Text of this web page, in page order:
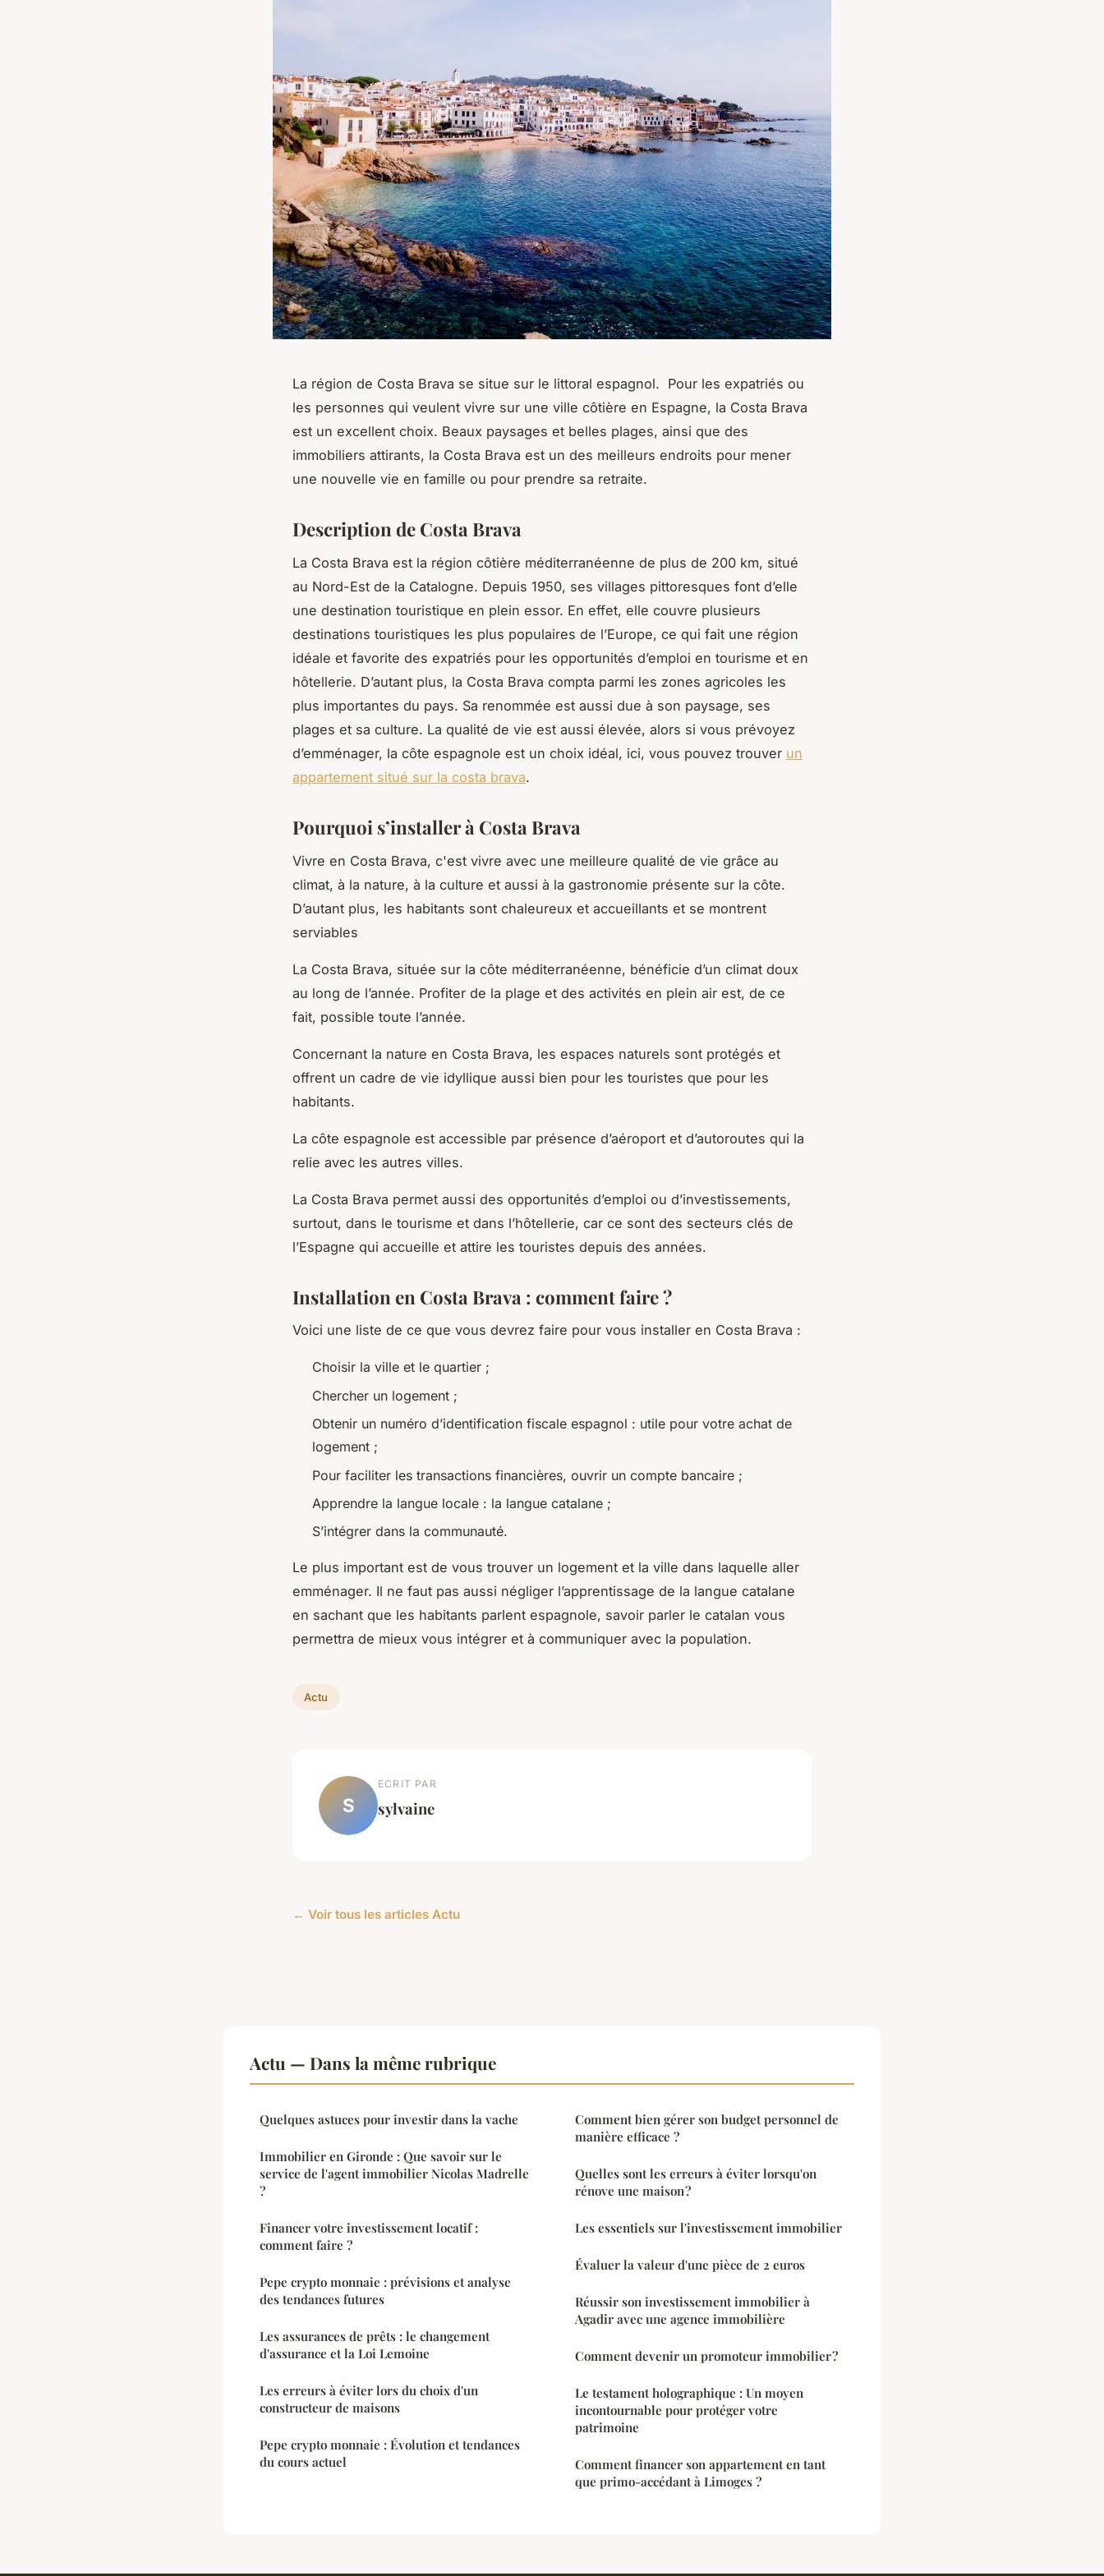
La région de Costa Brava se situe sur le littoral espagnol. Pour les expatriés ou
les personnes qui veulent vivre sur une ville côtière en Espagne, la Costa Brava
est un excellent choix. Beaux paysages et belles plages, ainsi que des
immobiliers attirants, la Costa Brava est un des meilleurs endroits pour mener
une nouvelle vie en famille ou pour prendre sa retraite.
Description de Costa Brava
La Costa Brava est la région côtière méditerranéenne de plus de 200 km, situé
au Nord-Est de la Catalogne. Depuis 1950, ses villages pittoresques font d’elle
une destination touristique en plein essor. En effet, elle couvre plusieurs
destinations touristiques les plus populaires de l’Europe, ce qui fait une région
idéale et favorite des expatriés pour les opportunités d’emploi en tourisme et en
hôtellerie. D’autant plus, la Costa Brava compta parmi les zones agricoles les
plus importantes du pays. Sa renommée est aussi due à son paysage, ses
plages et sa culture. La qualité de vie est aussi élevée, alors si vous prévoyez
d’emménager, la côte espagnole est un choix idéal, ici, vous pouvez trouver un
appartement situé sur la costa brava.
Pourquoi s’installer à Costa Brava
Vivre en Costa Brava, c'est vivre avec une meilleure qualité de vie grâce au
climat, à la nature, à la culture et aussi à la gastronomie présente sur la côte.
D’autant plus, les habitants sont chaleureux et accueillants et se montrent
serviables
La Costa Brava, située sur la côte méditerranéenne, bénéficie d’un climat doux
au long de l’année. Profiter de la plage et des activités en plein air est, de ce
fait, possible toute l’année.
Concernant la nature en Costa Brava, les espaces naturels sont protégés et
offrent un cadre de vie idyllique aussi bien pour les touristes que pour les
habitants.
La côte espagnole est accessible par présence d’aéroport et d’autoroutes qui la
relie avec les autres villes.
La Costa Brava permet aussi des opportunités d’emploi ou d’investissements,
surtout, dans le tourisme et dans l’hôtellerie, car ce sont des secteurs clés de
l’Espagne qui accueille et attire les touristes depuis des années.
Installation en Costa Brava : comment faire ?
Voici une liste de ce que vous devrez faire pour vous installer en Costa Brava :
Choisir la ville et le quartier ;
Chercher un logement ;
Obtenir un numéro d’identification fiscale espagnol : utile pour votre achat de
logement ;
Pour faciliter les transactions financières, ouvrir un compte bancaire ;
Apprendre la langue locale : la langue catalane ;
S’intégrer dans la communauté.
Le plus important est de vous trouver un logement et la ville dans laquelle aller
emménager. Il ne faut pas aussi négliger l’apprentissage de la langue catalane
en sachant que les habitants parlent espagnole, savoir parler le catalan vous
permettra de mieux vous intégrer et à communiquer avec la population.
Actu
S
ECRIT PAR
sylvaine
← Voir tous les articles Actu
Actu — Dans la même rubrique
Quelques astuces pour investir dans la vache
Immobilier en Gironde : Que savoir sur le
service de l'agent immobilier Nicolas Madrelle
?
Financer votre investissement locatif :
comment faire ?
Pepe crypto monnaie : prévisions et analyse
des tendances futures
Les assurances de prêts : le changement
d'assurance et la Loi Lemoine
Les erreurs à éviter lors du choix d'un
constructeur de maisons
Pepe crypto monnaie : Évolution et tendances
du cours actuel
Comment bien gérer son budget personnel de
manière efficace ?
Quelles sont les erreurs à éviter lorsqu'on
rénove une maison ?
Les essentiels sur l'investissement immobilier
Évaluer la valeur d'une pièce de 2 euros
Réussir son investissement immobilier à
Agadir avec une agence immobilière
Comment devenir un promoteur immobilier ?
Le testament holographique : Un moyen
incontournable pour protéger votre
patrimoine
Comment financer son appartement en tant
que primo-accédant à Limoges ?